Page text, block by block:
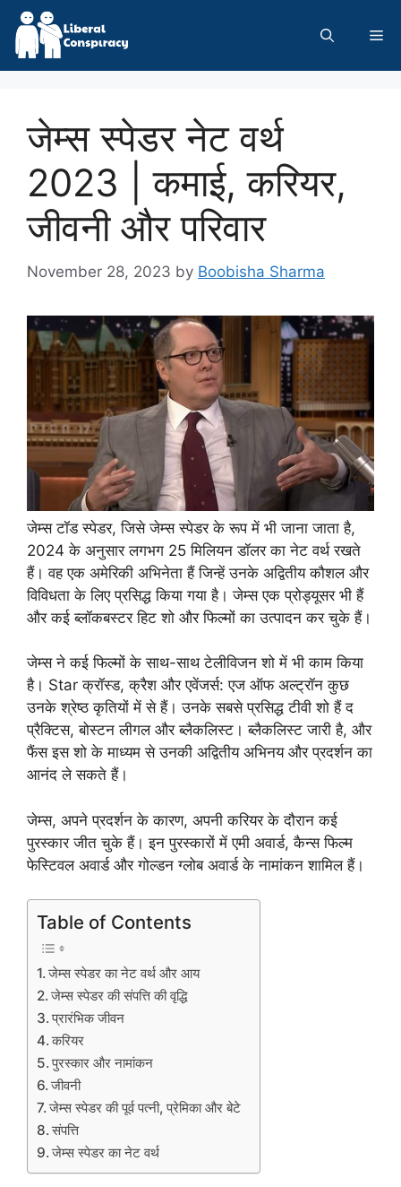
Skip
content
जेम्स स्पेडर नेट वर्थ
2023 | कमाई, करियर,
जीवनी और परिवार
November 28, 2023 by Boobisha Sharma
जेम्स टॉड स्पेडर, जिसे जेम्स स्पेडर के रूप में भी जाना जाता है,
2024 के अनुसार लगभग 25 मिलियन डॉलर का नेट वर्थ रखते
हैं। वह एक अमेरिकी अभिनेता हैं जिन्हें उनके अद्वितीय कौशल और
विविधता के लिए प्रसिद्ध किया गया है। जेम्स एक प्रोड्यूसर भी हैं
और कई ब्लॉकबस्टर हिट शो और फिल्मों का उत्पादन कर चुके हैं।
जेम्स ने कई फिल्मों के साथ-साथ टेलीविजन शो में भी काम किया
है। Star क्रॉस्ड, क्रैश और एवेंजर्स: एज ऑफ अल्ट्रॉन कुछ
उनके श्रेष्ठ कृतियों में से हैं। उनके सबसे प्रसिद्ध टीवी शो हैं द
प्रैक्टिस, बोस्टन लीगल और ब्लैकलिस्ट। ब्लैकलिस्ट जारी है, और
फैंस इस शो के माध्यम से उनकी अद्वितीय अभिनय और प्रदर्शन का
आनंद ले सकते हैं।
जेम्स, अपने प्रदर्शन के कारण, अपनी करियर के दौरान कई
पुरस्कार जीत चुके हैं। इन पुरस्कारों में एमी अवार्ड, कैन्स फिल्म
फेस्टिवल अवार्ड और गोल्डन ग्लोब अवार्ड के नामांकन शामिल हैं।
Table of Contents
जेम्स स्पेडर का नेट वर्थ और आय
जेम्स स्पेडर की संपत्ति की वृद्धि
प्रारंभिक जीवन
करियर
पुरस्कार और नामांकन
जीवनी
जेम्स स्पेडर की पूर्व पत्नी, प्रेमिका और बेटे
संपत्ति
जेम्स स्पेडर का नेट वर्थ